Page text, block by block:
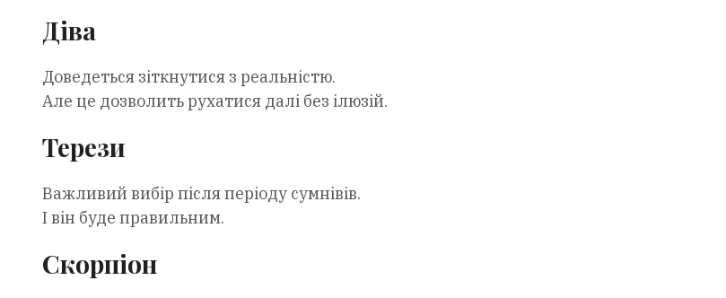
Діва
Доведеться зіткнутися з реальністю.
Але це дозволить рухатися далі без ілюзій.
Терези
Важливий вибір після періоду сумнівів.
І він буде правильним.
Скорпіон